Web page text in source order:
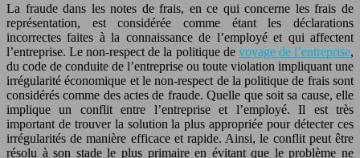
La fraude dans les notes de frais, en ce qui concerne les frais de
représentation, est considérée comme étant les déclarations
incorrectes faites à la connaissance de l’employé et qui affectent
l’entreprise. Le non-respect de la politique de voyage de l’entreprise,
du code de conduite de l’entreprise ou toute violation impliquant une
irrégularité économique et le non-respect de la politique de frais sont
considérés comme des actes de fraude. Quelle que soit sa cause, elle
implique un conflit entre l’entreprise et l’employé. Il est très
important de trouver la solution la plus appropriée pour détecter ces
irrégularités de manière efficace et rapide. Ainsi, le conflit peut être
résolu à son stade le plus primaire en évitant que le problème ne